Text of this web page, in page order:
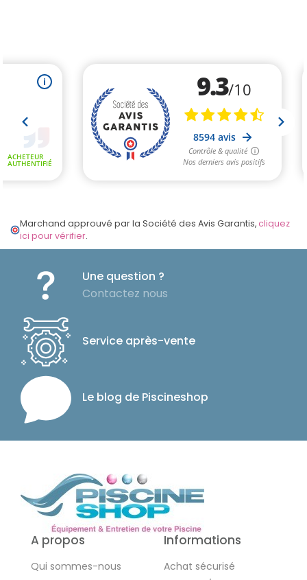
Marchand approuvé par la Société des Avis Garantis,cliquez
ici pour vérifier.
Une question ?
Contactez nous
Service après-vente
Le blog de Piscineshop
A propos
Qui sommes-nous
Informations
Achat sécurisé